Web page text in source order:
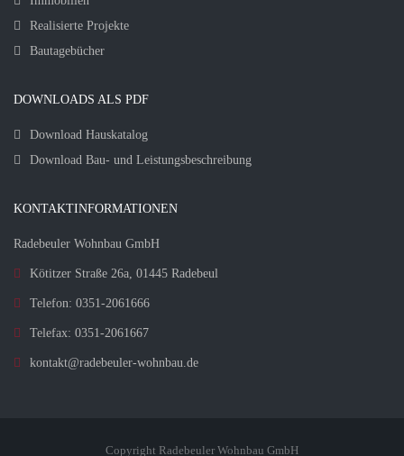
Realisierte Projekte
Bautagebücher
DOWNLOADS ALS PDF
Download Hauskatalog
Download Bau- und Leistungsbeschreibung
KONTAKTINFORMATIONEN
Radebeuler Wohnbau GmbH
Kötitzer Straße 26a, 01445 Radebeul
Telefon: 0351-2061666
Telefax: 0351-2061667
kontakt@radebeuler-wohnbau.de
Copyright Radebeuler Wohnbau GmbH